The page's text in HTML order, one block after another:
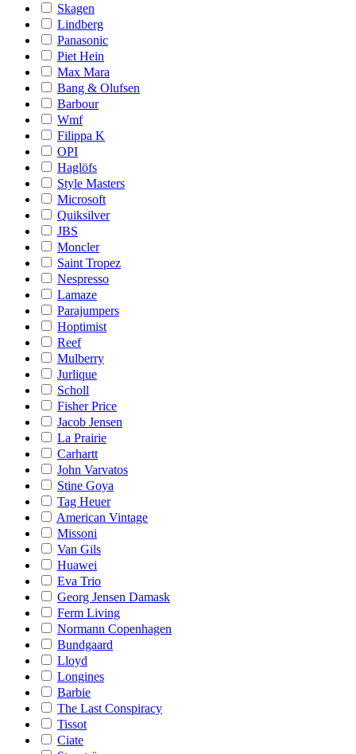
Skagen
Lindberg
Panasonic
Piet Hein
Max Mara
Bang & Olufsen
Barbour
Wmf
Filippa K
OPI
Haglöfs
Style Masters
Microsoft
Quiksilver
JBS
Moncler
Saint Tropez
Nespresso
Lamaze
Parajumpers
Hoptimist
Reef
Mulberry
Jurlique
Scholl
Fisher Price
Jacob Jensen
La Prairie
Carhartt
John Varvatos
Stine Goya
Tag Heuer
American Vintage
Missoni
Van Gils
Huawei
Eva Trio
Georg Jensen Damask
Ferm Living
Normann Copenhagen
Bundgaard
Lloyd
Longines
Barbie
The Last Conspiracy
Tissot
Ciate